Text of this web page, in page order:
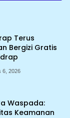
Terus
Bergizi Gratis
6, 2026
Waspada:
Keamanan